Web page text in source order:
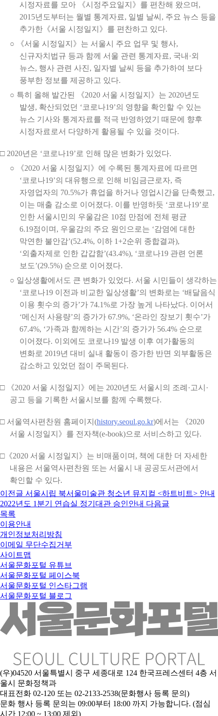
시정자료를 모아 《시정주요일지》를 편찬해 왔으며,
2015년도부터는 월별 통계자료, 일별 날씨, 주요 뉴스 등을
추가한《서울 시정일지》를 편찬하고 있다.
○ 《서울 시정일지》는 서울시 주요 업무 및 행사,
신규자치법규 등과 함께 서울 관련 통계자료, 국내·외
뉴스, 행사 관련 사진, 일자별 날씨 등을 추가하여 보다
풍부한 정보를 제공하고 있다.
○ 특히 올해 발간된 《2020 서울 시정일지》는 2020년도
발생, 확산되었던 ‘코로나19’의 영향을 확인할 수 있는
뉴스 기사와 통계자료를 적극 반영하였기 때문에 향후
시정자료로서 다양하게 활용될 수 있을 것이다.
□ 2020년은 ‘코로나19’로 인해 많은 변화가 있었다.
○ 《2020 서울 시정일지》에 수록된 통계자료에 따르면
‘코로나19’의 대유행으로 인해 비임금근로자, 즉
자영업자의 70.5%가 휴업을 하거나 영업시간을 단축했고,
이는 매출 감소로 이어졌다. 이를 반영하듯 ‘코로나19’로
인한 서울시민의 우울감은 10점 만점에 전체 평균
6.19점이며, 우울감의 주요 원인으로는 ‘감염에 대한
막연한 불안감’(52.4%, 이하 1+2순위 종합결과),
‘외출자제로 인한 갑갑함’(43.4%), ‘코로나19 관련 언론
보도’(29.5%) 순으로 이어졌다.
○ 일상생활에서도 큰 변화가 있었다. 서울 시민들이 생각하는
‘코로나19 이전과 비교한 일상생활’의 변화로는 ‘배달음식
이용 횟수의 증가’가 74.1%로 가장 높게 나타났다. 이어서
‘메신저 사용량’의 증가가 67.9%, ‘온라인 장보기 횟수’가
67.4%, ‘가족과 함께하는 시간’의 증가가 56.4% 순으로
이어졌다. 이외에도 코로나19 발생 이후 여가활동의
변화로 2019년 대비 실내 활동이 증가한 반면 외부활동은
감소하고 있었던 점이 주목된다.
□ 《2020 서울 시정일지》에는 2020년도 서울시의 조례·고시·
공고 등을 기록한 서울시보를 함께 수록했다.
□ 서울역사편찬원 홈페이지(history.seoul.go.kr)에서는 《2020
서울 시정일지》를 전자책(e-book)으로 서비스하고 있다.
□《2020 서울 시정일지》는 비매품이며, 책에 대한 더 자세한
내용은 서울역사편찬원 또는 서울시 내 공공도서관에서
확인할 수 있다.
이전글 서울시립 북서울미술관 청소년 뮤지컬 <하트비트> 안내
2022년도 1분기 연습실 정기대관 승인안내 다음글
목록
이용안내
개인정보처리방침
이메일 무단수집거부
사이트맵
서울문화포털 유튜브
서울문화포털 페이스북
서울문화포털 인스타그램
서울문화포털 블로그
(우)04520 서울특별시 중구 세종대로 124 한국프레스센터 4층 서
울시 문화정책과
대표전화 02-120 또는 02-2133-2538(문화행사 등록 문의)
문화 행사 등록 문의는 09:00부터 18:00 까지 가능합니다. (점심
시간 12:00 ~ 13:00 제외)